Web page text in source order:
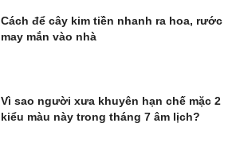
Cách để cây kim tiền nhanh ra hoa, rước
may mắn vào nhà
Vì sao người xưa khuyên hạn chế mặc 2
kiểu màu này trong tháng 7 âm lịch?